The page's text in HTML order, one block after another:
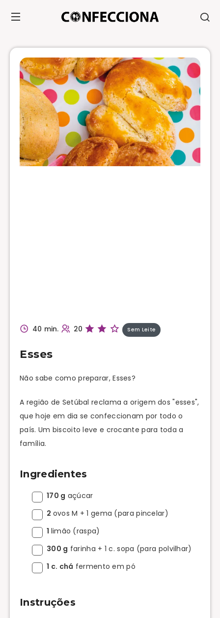
40 min. 20 Sem Leite
Esses
Não sabe como preparar, Esses?
A região de Setúbal reclama a origem dos "esses",
que hoje em dia se confeccionam por todo o
país. Um biscoito leve e crocante para toda a
família.
Ingredientes
170 g açúcar
2 ovos M + 1 gema (para pincelar)
1 limão (raspa)
300 g farinha + 1 c. sopa (para polvilhar)
1 c. chá fermento em pó
Instruções